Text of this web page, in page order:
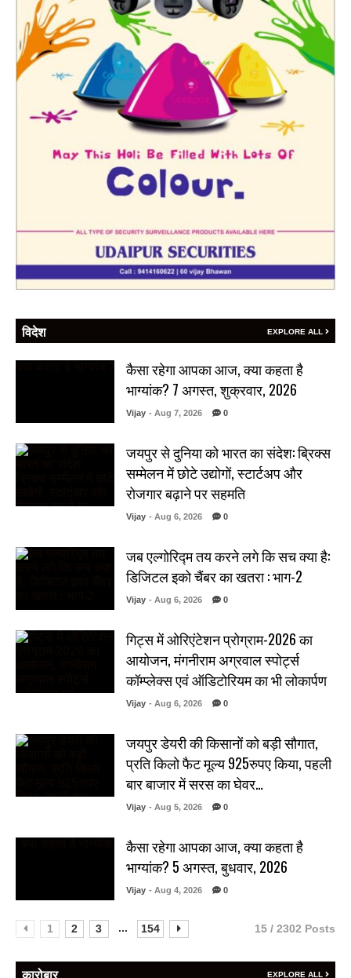
विदेश EXPLORE ALL
कैसा रहेगा आपका आज, क्या कहता है
भाग्यांक? 7 अगस्त, शुक्रवार, 2026
Vijay - Aug 7, 2026 0
जयपुर से दुनिया को भारत का संदेश: ब्रिक्स
सम्मेलन में छोटे उद्योगों, स्टार्टअप और
रोजगार बढ़ाने पर सहमति
Vijay - Aug 6, 2026 0
जब एल्गोरिद्म तय करने लगे कि सच क्या है:
डिजिटल इको चैंबर का खतरा : भाग-2
Vijay - Aug 6, 2026 0
गिट्स में ओरिएंटेशन प्रोग्राम-2026 का
आयोजन, मंगनीराम अग्रवाल स्पोर्ट्स
कॉम्प्लेक्स एवं ऑडिटोरियम का भी लोकार्पण
Vijay - Aug 6, 2026 0
जयपुर डेयरी की किसानों को बड़ी सौगात,
प्रति किलो फैट मूल्य 925रुपए किया, पहली
बार बाजार में सरस का घेवर…
Vijay - Aug 5, 2026 0
कैसा रहेगा आपका आज, क्या कहता है
भाग्यांक? 5 अगस्त, बुधवार, 2026
Vijay - Aug 4, 2026 0
1 2 3 ... 154 15 / 2302 Posts
कारोबार EXPLORE ALL